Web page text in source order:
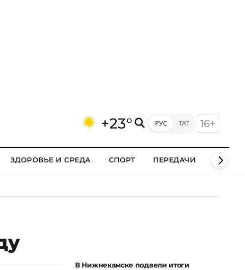
+23° РУС ТАТ 16+
ЗДОРОВЬЕ И СРЕДА СПОРТ ПЕРЕДАЧИ КЛИПЫ
В Нижнекамске подвели итоги